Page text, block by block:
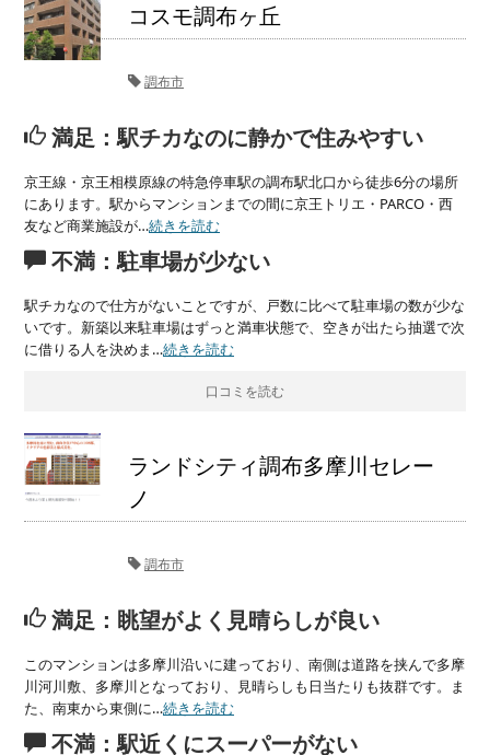
コスモ調布ヶ丘
調布市
満足：駅チカなのに静かで住みやすい
京王線・京王相模原線の特急停車駅の調布駅北口から徒歩6分の場所
にあります。駅からマンションまでの間に京王トリエ・PARCO・西
友など商業施設が…続きを読む
不満：駐車場が少ない
駅チカなので仕方がないことですが、戸数に比べて駐車場の数が少な
いです。新築以来駐車場はずっと満車状態で、空きが出たら抽選で次
に借りる人を決めま…続きを読む
口コミを読む
ランドシティ調布多摩川セレー
ノ
調布市
満足：眺望がよく見晴らしが良い
このマンションは多摩川沿いに建っており、南側は道路を挟んで多摩
川河川敷、多摩川となっており、見晴らしも日当たりも抜群です。ま
た、南東から東側に…続きを読む
不満：駅近くにスーパーがない